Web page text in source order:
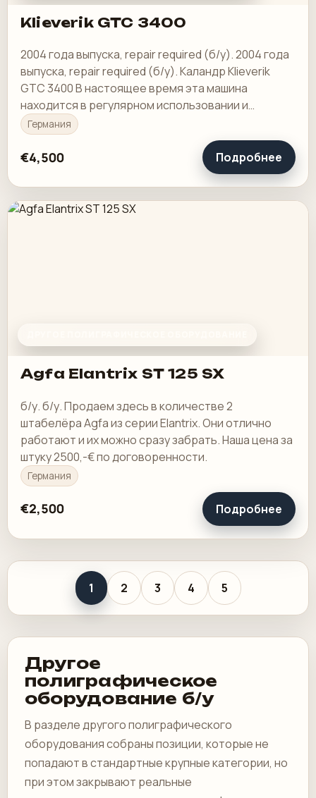
Klieverik GTC 3400
2004 года выпуска, repair required (б/у). 2004 года
выпуска, repair required (б/у). Каландр Klieverik
GTC 3400 В настоящее время эта машина
находится в регулярном использовании и
полностью функциональна.
Германия
€4,500 Подробнее
Agfa Elantrix ST 125 SX
б/у. б/у. Продаем здесь в количестве 2
штабелёра Agfa из серии Elantrix. Они отлично
работают и их можно сразу забрать. Наша цена за
штуку 2500,-€ по договоренности.
Германия
€2,500 Подробнее
1 2 3 4 5
Другое
полиграфическое
оборудование б/у
В разделе другого полиграфического
оборудования собраны позиции, которые не
попадают в стандартные крупные категории, но
при этом закрывают реальные